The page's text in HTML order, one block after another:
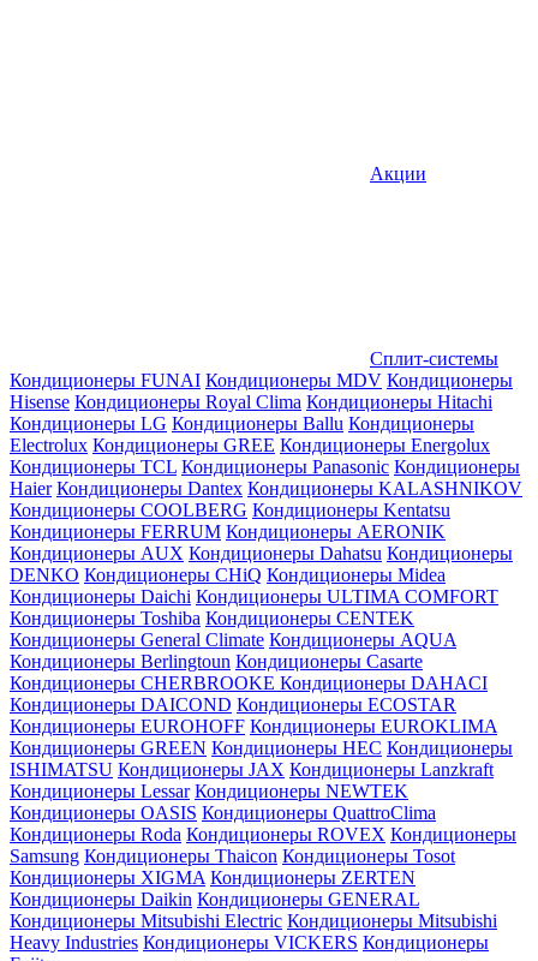
Акции
Сплит-системы
Кондиционеры FUNAI Кондиционеры MDV Кондиционеры
Hisense Кондиционеры Royal Clima Кондиционеры Hitachi
Кондиционеры LG Кондиционеры Ballu Кондиционеры
Electrolux Кондиционеры GREE Кондиционеры Energolux
Кондиционеры TCL Кондиционеры Panasonic Кондиционеры
Haier Кондиционеры Dantex Кондиционеры KALASHNIKOV
Кондиционеры СOOLBERG Кондиционеры Kentatsu
Кондиционеры FERRUM Кондиционеры AERONIK
Кондиционеры AUX Кондиционеры Dahatsu Кондиционеры
DENKO Кондиционеры CHiQ Кондиционеры Midea
Кондиционеры Daichi Кондиционеры ULTIMA COMFORT
Кондиционеры Toshiba Кондиционеры CENTEK
Кондиционеры General Climate Кондиционеры AQUA
Кондиционеры Berlingtoun Кондиционеры Casarte
Кондиционеры CHERBROOKE Кондиционеры DAHACI
Кондиционеры DAICOND Кондиционеры ECOSTAR
Кондиционеры EUROHOFF Кондиционеры EUROKLIMA
Кондиционеры GREEN Кондиционеры HEC Кондиционеры
ISHIMATSU Кондиционеры JAX Кондиционеры Lanzkraft
Кондиционеры Lessar Кондиционеры NEWTEK
Кондиционеры OASIS Кондиционеры QuattroClima
Кондиционеры Roda Кондиционеры ROVEX Кондиционеры
Samsung Кондиционеры Thaicon Кондиционеры Tosot
Кондиционеры XIGMA Кондиционеры ZERTEN
Кондиционеры Daikin Кондиционеры GENERAL
Кондиционеры Mitsubishi Electric Кондиционеры Mitsubishi
Heavy Industries Кондиционеры VICKERS Кондиционеры